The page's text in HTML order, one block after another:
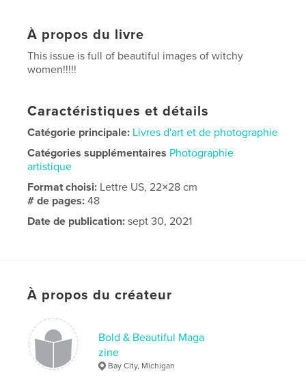
À propos du livre
This issue is full of beautiful images of witchy
women!!!!!
Caractéristiques et détails
Catégorie principale: Livres d'art et de photographie
Catégories supplémentaires Photographie
artistique
Format choisi: Lettre US, 22×28 cm
# de pages:48
Date de publication: sept 30, 2021
À propos du créateur
Bold & Beautiful Maga
zine
Bay City, Michigan